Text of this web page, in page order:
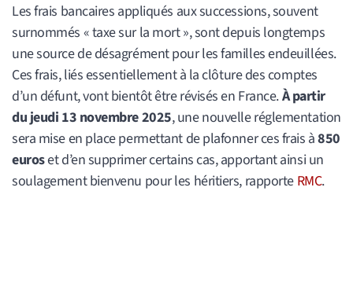
Les frais bancaires appliqués aux successions, souvent
surnommés « taxe sur la mort », sont depuis longtemps
une source de désagrément pour les familles endeuillées.
Ces frais, liés essentiellement à la clôture des comptes
d’un défunt, vont bientôt être révisés en France.À partir
du jeudi 13 novembre 2025, une nouvelle réglementation
sera mise en place permettant de plafonner ces frais à850
euroset d’en supprimer certains cas, apportant ainsi un
soulagement bienvenu pour les héritiers, rapporte RMC.